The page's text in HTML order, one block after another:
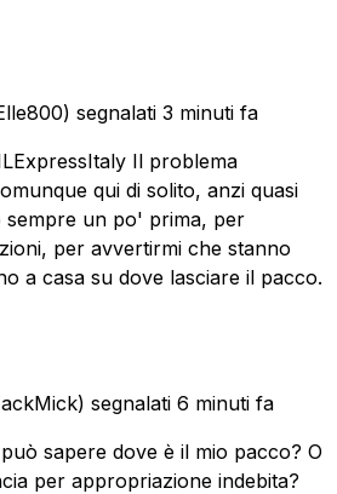
segnalati 3 minuti fa
Il problema
qui di solito, anzi quasi
sempre un po' prima, per
per avvertirmi che stanno
a casa su dove lasciare il pacco.
segnalati 6 minuti fa
sapere dove è il mio pacco? O
per appropriazione indebita?